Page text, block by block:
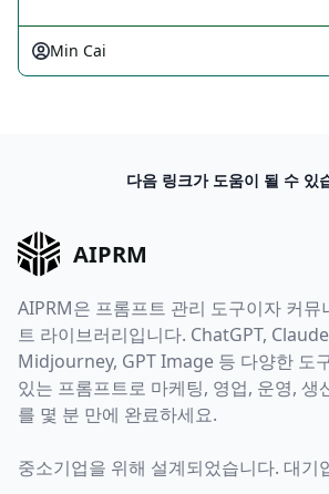
Min Cai
다음 링크가 도움이 될 수 있
AIPRM
AIPRM은 프롬프트 관리 도구이자 커뮤
트 라이브러리입니다. ChatGPT,
Midjourney, GPT Image 등 다양한 도
있는 프롬프트로 마케팅, 영업, 운영, 생
를 몇 분 만에 완료하세요.
중소기업을 위해 설계되었습니다. 대기